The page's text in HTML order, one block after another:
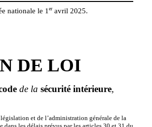
nationale le 1eravril 2025.
DE LOI
de la sécurité intérieure,
et de l’administration générale de la